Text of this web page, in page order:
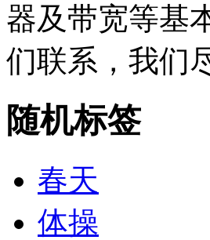
器及带宽等基
们联系，我们
随机标签
春天
体操